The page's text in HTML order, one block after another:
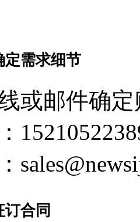
定需求细节
或邮件确
订合同